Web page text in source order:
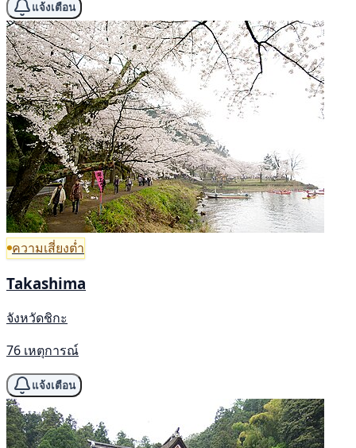
แจ้งเตือน
ความเสี่ยงต่ำ
Takashima
จังหวัดชิกะ
76 เหตุการณ์
แจ้งเตือน